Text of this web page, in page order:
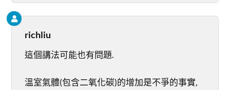
richliu
這個講法可能也有問題.
溫室氣體(包含二氧化碳)的增加是不爭的事實,